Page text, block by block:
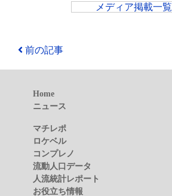
メディア掲載一覧
前の記事
Home
ニュース
マチレポ
ロケベル
コンプレノ
流動人口データ
人流統計レポート
お役立ち情報